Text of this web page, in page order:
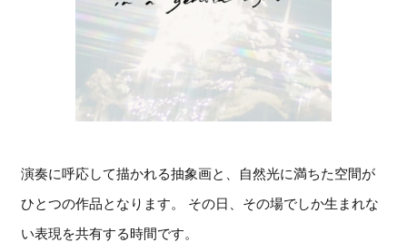
演奏に呼応して描かれる抽象画と、自然光に満ちた空間が
ひとつの作品となります。 その日、その場でしか生まれな
い表現を共有する時間です。